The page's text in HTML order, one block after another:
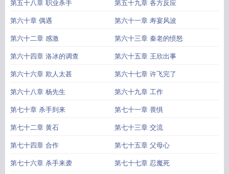
第五十八章 职业杀手 第五十九章 各方反应
第六十章 偶遇 第六十一章 寿宴风波
第六十二章 感激 第六十三章 秦老的愤怒
第六十四章 洛冰的调查 第六十五章 王欣出事
第六十六章 欺人太甚 第六十七章 许飞完了
第六十八章 杨先生 第六十九章 工作
第七十章 杀手到来 第七十一章 畏惧
第七十二章 黄石 第七十三章 交流
第七十四章 合作 第七十五章 父母心
第七十六章 杀手来袭 第七十七章 忍魔死